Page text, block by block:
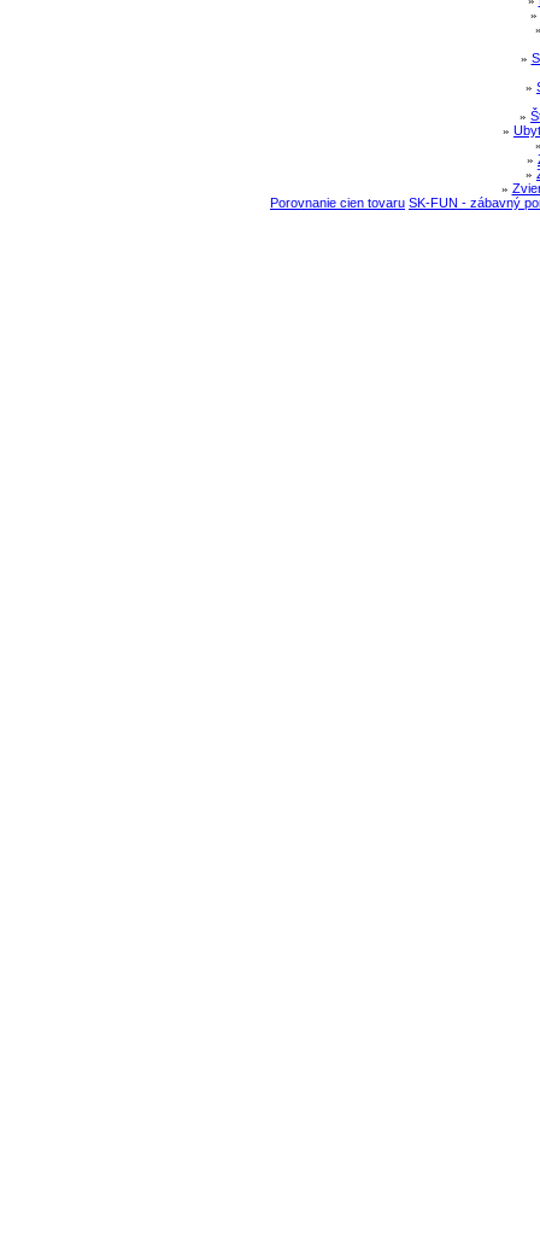
»
»
»
»
»
»
»
»
Porovnanie cien tovaru SK-FUN - zábavný